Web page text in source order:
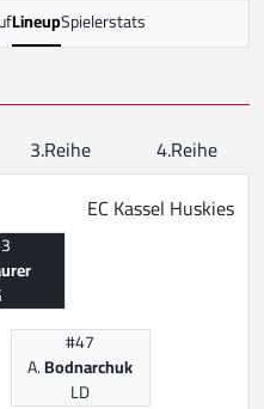
LineupSpielerstats
3.Reihe
4.Reihe
EC Kassel Huskies
#47
A.Bodnarchuk
LD